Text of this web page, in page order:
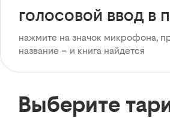
голосовой ввод в
нажмите на значок микрофона,
название – и книга найдется
Выберите